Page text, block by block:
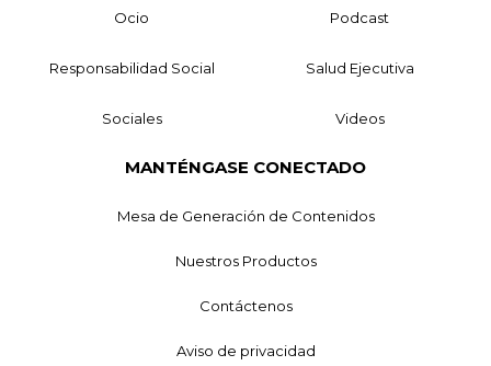
Ocio Podcast
Responsabilidad Social Salud Ejecutiva
Sociales Videos
MANTÉNGASE CONECTADO
Mesa de Generación de Contenidos
Nuestros Productos
Contáctenos
Aviso de privacidad